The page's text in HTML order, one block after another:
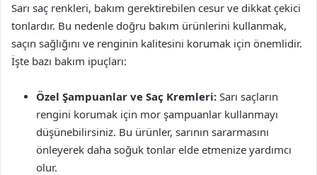
Sarı saç renkleri, bakım gerektirebilen cesur ve dikkat çekici
tonlardır. Bu nedenle doğru bakım ürünlerini kullanmak,
saçın sağlığını ve renginin kalitesini korumak için önemlidir.
İşte bazı bakım ipuçları:
Özel Şampuanlar ve Saç Kremleri: Sarı saçların
rengini korumak için mor şampuanlar kullanmayı
düşünebilirsiniz. Bu ürünler, sarının sararmasını
önleyerek daha soğuk tonlar elde etmenize yardımcı
olur.